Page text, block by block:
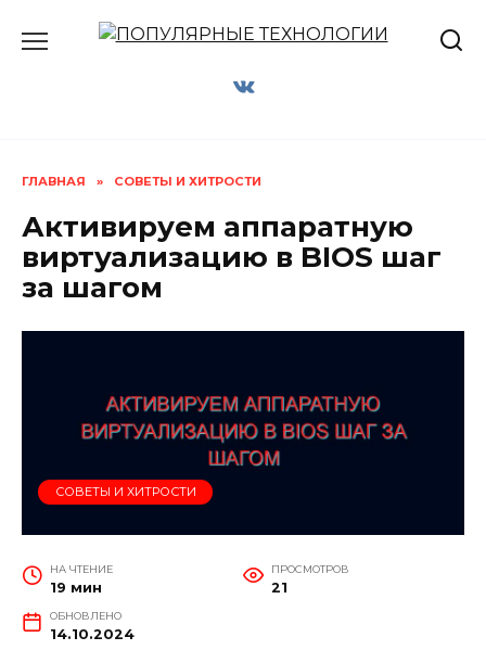
ГЛАВНАЯ » СОВЕТЫ И ХИТРОСТИ
Активируем аппаратную
виртуализацию в BIOS шаг
за шагом
СОВЕТЫ И ХИТРОСТИ
НА ЧТЕНИЕ
19 мин
ПРОСМОТРОВ
21
ОБНОВЛЕНО
14.10.2024